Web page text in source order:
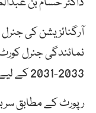
آرگنائزیشن کی
نمائندگی جنرل
2033-2031 کے لیے سربراہ مقرر کیا ہے۔